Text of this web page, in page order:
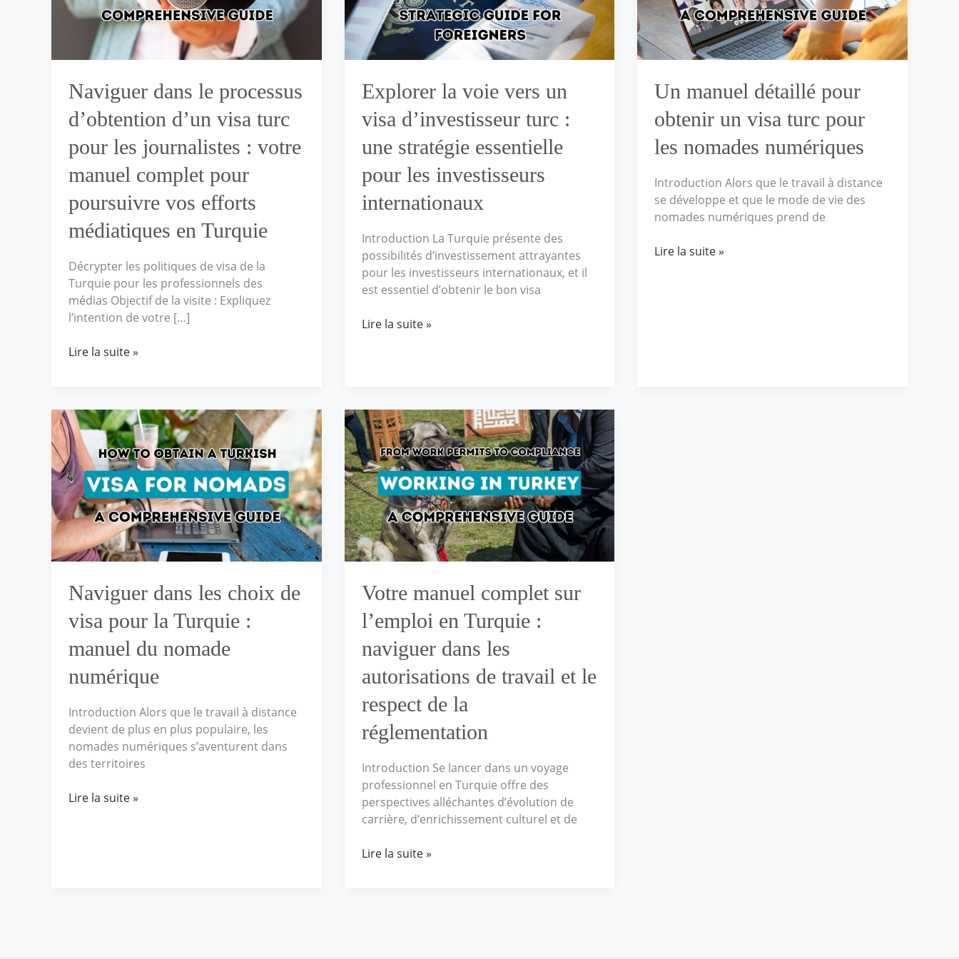
Naviguer dans le processus
d’obtention d’un visa turc
pour les journalistes : votre
manuel complet pour
poursuivre vos efforts
médiatiques en Turquie
Décrypter les politiques de visa de la
Turquie pour les professionnels des
médias Objectif de la visite : Expliquez
l’intention de votre […]
visa
pour
journalistes :
manuel
pour
poursuivre
efforts
médiatiques
en
Turquie
Lire la suite »
Explorer la voie vers un
visa d’investisseur turc :
une stratégie essentielle
pour les investisseurs
internationaux
Introduction La Turquie présente des
possibilités d’investissement attrayantes
pour les investisseurs internationaux, et il
est essentiel d’obtenir le bon visa
d’investisseur
turc :
une
essentielle
pour
les
investisseurs
internationaux
Lire la suite »
Un manuel détaillé pour
obtenir un visa turc pour
les nomades numériques
Introduction Alors que le travail à distance
se développe et que le mode de vie des
nomades numériques prend de
visa
turc
pour
nomades
Lire la suite »
Naviguer dans les choix de
visa pour la Turquie :
manuel du nomade
numérique
Introduction Alors que le travail à distance
devient de plus en plus populaire, les
nomades numériques s’aventurent dans
des territoires
Naviguer
dans
les
choix
de
visa
pour
la
Turquie :
du
nomade
numérique
Lire la suite »
Votre manuel complet sur
l’emploi en Turquie :
naviguer dans les
autorisations de travail et le
respect de la
réglementation
Introduction Se lancer dans un voyage
professionnel en Turquie offre des
perspectives alléchantes d’évolution de
carrière, d’enrichissement culturel et de
Votre
manuel
complet
sur
l’emploi
en
Turquie :
naviguer
dans
autorisations
travail
le
respect
la
réglementation
Lire la suite »